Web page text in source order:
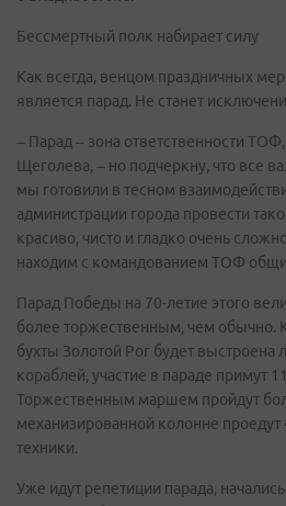
Бессмертный полк набирает силу
Как всегда, венцом праздничных
является парад. Не станет
– Парад – зона ответственности
Щеголева, – но подчеркну, что все
мы готовили в тесном
администрации города провести
красиво, чисто и гладко очень
находим с командованием ТОФ
Парад Победы на 70-летие этого
более торжественным, чем обычно.
бухты Золотой Рог будет выстроена
кораблей, участие в параде примут
Торжественным маршем пройдут
механизированной колонне
техники.
Уже идут репетиции парада,